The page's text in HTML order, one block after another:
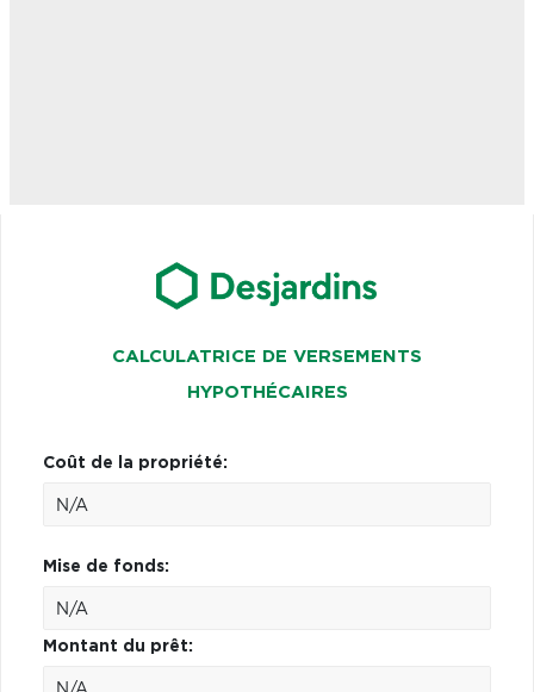
CALCULATRICE DE VERSEMENTS
HYPOTHÉCAIRES
Coût de la propriété:
Mise de fonds:
Montant du prêt: